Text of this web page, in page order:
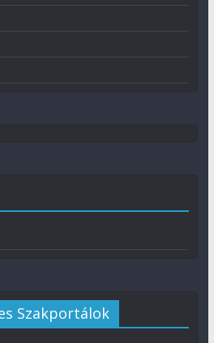
Szakportálok